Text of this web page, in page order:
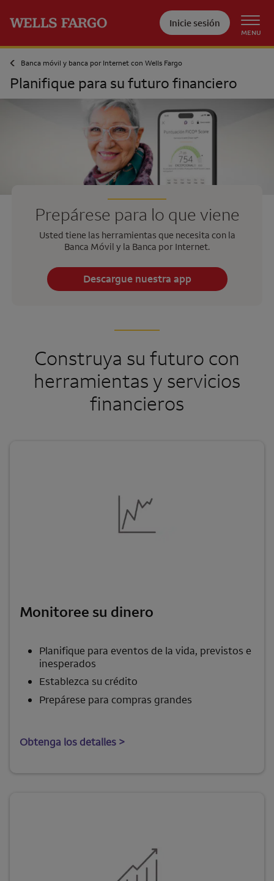
Inicie sesión
MENU
Banca móvil y banca por Internet con Wells Fargo
Planifique para su futuro financiero
Prepárese para lo que viene
Usted tiene las herramientas que necesita con la
Banca Móvil y la Banca por Internet.
Descargue nuestra app
Construya su futuro con
herramientas y servicios
financieros
Monitoree su dinero
Planifique para eventos de la vida, previstos e
inesperados
Establezca su crédito
Prepárese para compras grandes
Obtenga los detalles >